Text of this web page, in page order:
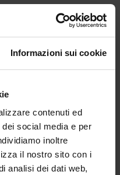
Informazioni sui cookie
contenuti ed
social media e per
inoltre
il nostro sito con i
analisi dei dati web,
progettare al
ad effettuare una
Ciò è
propedeuticità sia
percorso. Il
personali, per
essere realmente